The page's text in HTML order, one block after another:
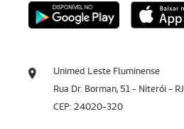
Unimed Leste Fluminense
Rua Dr. Borman, 51 - Niterói - RJ
CEP: 24020-320